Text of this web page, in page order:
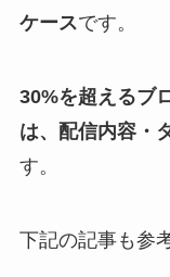
ケースです。
30%を超えるブ
は、配信内容・
す。
下記の記事も参